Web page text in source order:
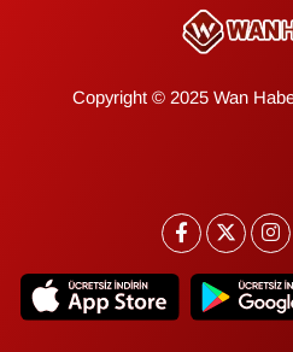
Copyright © 2025 Wan